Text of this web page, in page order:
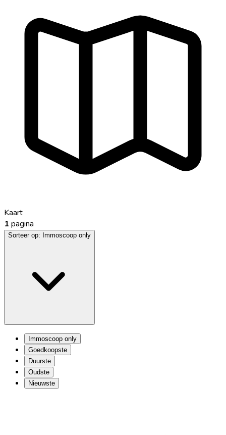
Kaart
1 pagina
Sorteer op: Immoscoop only
Immoscoop only
Goedkoopste
Duurste
Oudste
Nieuwste